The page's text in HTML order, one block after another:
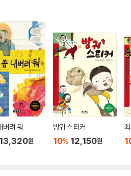
버려 둬
13,320원
방귀 스티커
10% 12,150원